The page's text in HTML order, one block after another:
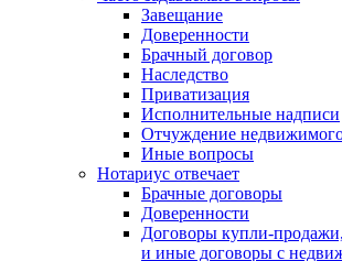
Завещание
Доверенности
Брачный договор
Наследство
Приватизация
Исполнительные надписи
Отчуждение
Иные вопросы
Нотариус отвечает
Брачные договоры
Доверенности
Договоры купли-
и иные договоры с